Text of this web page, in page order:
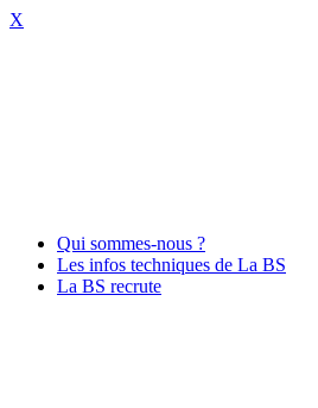
X
Qui sommes-nous ?
Les infos techniques de La BS
La BS recrute